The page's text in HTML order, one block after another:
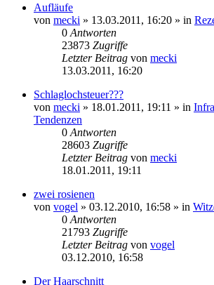
Aufläufe
von mecki » 13.03.2011, 16:20 » in
0 Antworten
23873 Zugriffe
Letzter Beitrag von mecki
13.03.2011, 16:20
Schlaglochsteuer???
von mecki » 18.01.2011, 19:11 » in
Tendenzen
0 Antworten
28603 Zugriffe
Letzter Beitrag von mecki
18.01.2011, 19:11
zwei rosienen
von vogel » 03.12.2010, 16:58 » in
0 Antworten
21793 Zugriffe
Letzter Beitrag von vogel
03.12.2010, 16:58
Der Haarschnitt